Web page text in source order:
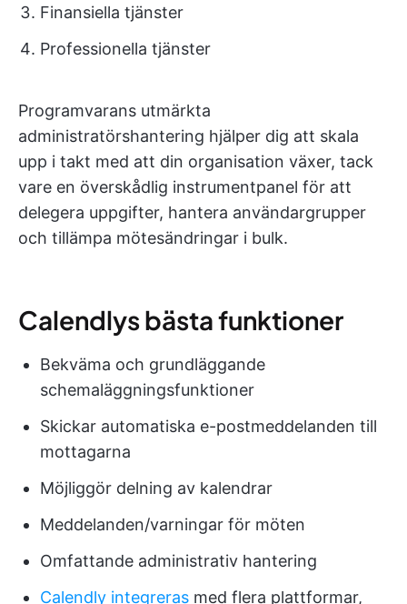
Finansiella tjänster
Professionella tjänster
Programvarans utmärkta
administratörshantering hjälper dig att skala
upp i takt med att din organisation växer, tack
vare en överskådlig instrumentpanel för att
delegera uppgifter, hantera användargrupper
och tillämpa mötesändringar i bulk.
Calendlys bästa funktioner
Bekväma och grundläggande
schemaläggningsfunktioner
Skickar automatiska e-postmeddelanden till
mottagarna
Möjliggör delning av kalendrar
Meddelanden/varningar för möten
Omfattande administrativ hantering
Calendly integreras med flera plattformar,